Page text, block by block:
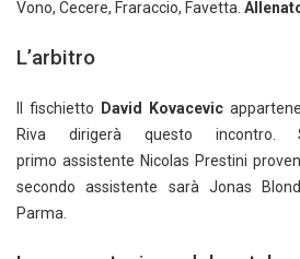
Vono, Cecere, Fraraccio, Favetta.
L’arbitro
Il fischietto David Kovacevic
Riva dirigerà questo incontro.
primo assistente Nicolas Prestini
secondo assistente sarà Jonas
Parma.